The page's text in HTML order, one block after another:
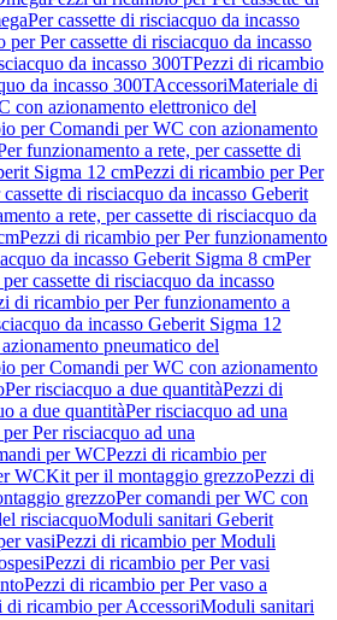
Per cassette di risciacquo da incasso
per Per cassette di risciacquo da incasso
da incasso 300TPezzi di ricambio
da incasso 300TAccessoriMateriale di
con azionamento elettronico del
per Comandi per WC con azionamento
funzionamento a rete, per cassette di
Sigma 12 cmPezzi di ricambio per Per
di risciacquo da incasso Geberit
a rete, per cassette di risciacquo da
Pezzi di ricambio per Per funzionamento
da incasso Geberit Sigma 8 cmPer
cassette di risciacquo da incasso
di ricambio per Per funzionamento a
da incasso Geberit Sigma 12
pneumatico del
per Comandi per WC con azionamento
Per risciacquo a due quantitàPezzi di
a due quantitàPer risciacquo ad una
Per risciacquo ad una
per WCPezzi di ricambio per
WCKit per il montaggio grezzoPezzi di
grezzoPer comandi per WC con
risciacquoModuli sanitari Geberit
vasiPezzi di ricambio per Moduli
Pezzi di ricambio per Per vasi
Pezzi di ricambio per Per vaso a
di ricambio per AccessoriModuli sanitari